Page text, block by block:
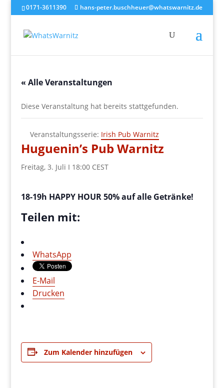
0171-3611390 hans-peter.buschheuer@whatswarnitz.de
« Alle Veranstaltungen
Diese Veranstaltung hat bereits stattgefunden.
Veranstaltungsserie: Irish Pub Warnitz
Huguenin’s Pub Warnitz
Freitag, 3. Juli I 18:00 CEST
18-19h HAPPY HOUR 50% auf alle Getränke!
Teilen mit:
WhatsApp
E-Mail
Drucken
Zum Kalender hinzufügen